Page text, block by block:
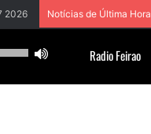
2026 Notícias de Última Hora